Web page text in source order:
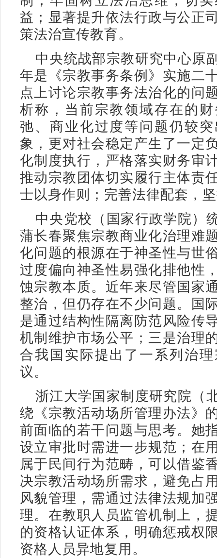
益；显著提升依法行政与公正
策法治宣传教育。
中央统战部宗教研究中心原
年是《宗教事务条例》实施二
点上讨论宗教事务法治化的问
析称，当前宗教领域存在的
弛、商业化过度等问题仍较
象，更对社会稳定产生了一定
化制度执行，严格落实财务审
推动宗教团体切实履行主体责
士以身作则；完善法律配套，
中央党校（国家行政学院）
蒲长春聚焦宗教商业化治理难
化问题的根源在于神圣性与世
过度偏向神圣性易强化排他性
蚀宗教本质。近年来尽管国家
整治，但仍存在不少问题。国
是通过结构性隔离防范风险传
机制维护市场公平；三是治理
合我国实际提出了一系列治
议。
浙江大学国家制度研究院（
绕《宗教活动场所管理办法》
前面临的若干问题与思考。她
设立审批时需进一步规范；在
属于民间行为范畴，可以借鉴
决宗教活动场所需求，避免占
风貌管理，需通过法律法规加
理。在教职人员监管机制上，
的资格认证体系，明确惩戒权
资格人员异地复用。